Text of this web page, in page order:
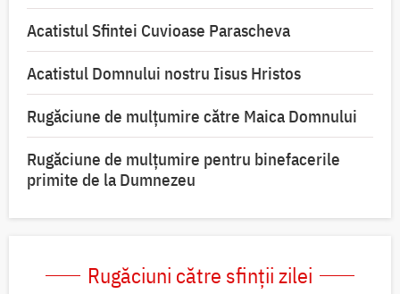
Acatistul Sfintei Cuvioase Parascheva
Acatistul Domnului nostru Iisus Hristos
Rugăciune de mulţumire către Maica Domnului
Rugăciune de mulțumire pentru binefacerile
primite de la Dumnezeu
Rugăciuni către sfinții zilei